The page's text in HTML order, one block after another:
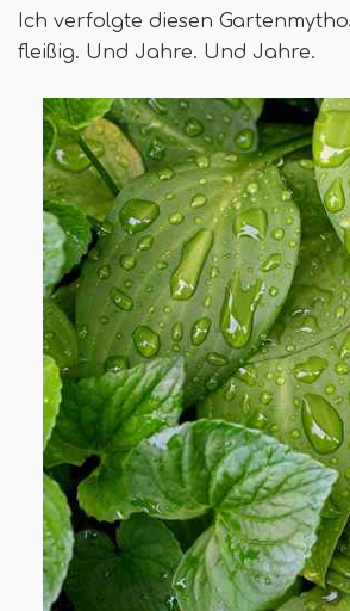
Ich verfolgte diesen
fleißig. Und Jahre. Und Jahre.